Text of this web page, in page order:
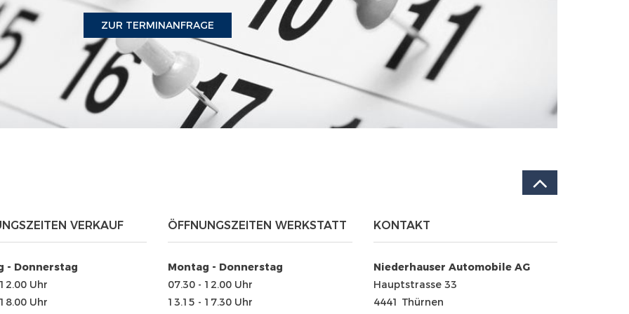
ZUR TERMINANFRAGE
VERKAUF
- Donnerstag
Uhr
Uhr
ÖFFNUNGSZEITEN WERKSTATT
Montag - Donnerstag
07.30 - 12.00 Uhr
13.15 - 17.30 Uhr
KONTAKT
Niederhauser Automobile AG
Hauptstrasse 33
4441 Thürnen